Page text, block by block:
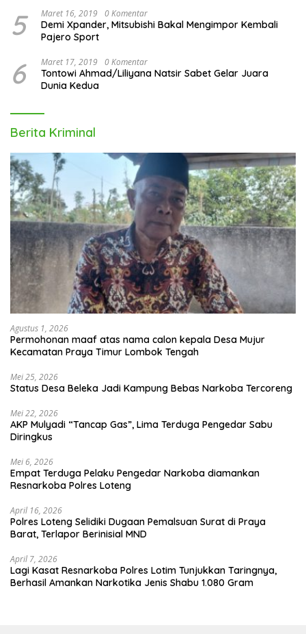
5 Maret 16, 2019 0 Komentar
Demi Xpander, Mitsubishi Bakal Mengimpor Kembali
Pajero Sport
6 Maret 17, 2019 0 Komentar
Tontowi Ahmad/Liliyana Natsir Sabet Gelar Juara
Dunia Kedua
Berita Kriminal
Agustus 1, 2026
Permohonan maaf atas nama calon kepala Desa Mujur
Kecamatan Praya Timur Lombok Tengah
Mei 25, 2026
Status Desa Beleka Jadi ‎Kampung Bebas Narkoba Tercoreng
Mei 22, 2026
AKP Mulyadi “Tancap Gas”, Lima Terduga Pengedar Sabu
Diringkus
Mei 6, 2026
Empat Terduga Pelaku Pengedar Narkoba diamankan
Resnarkoba Polres Loteng
April 16, 2026
Polres Loteng Selidiki Dugaan Pemalsuan Surat di Praya
Barat, Terlapor Berinisial MND
April 7, 2026
Lagi Kasat Resnarkoba Polres Lotim Tunjukkan Taringnya,
Berhasil Amankan Narkotika Jenis Shabu 1.080 Gram